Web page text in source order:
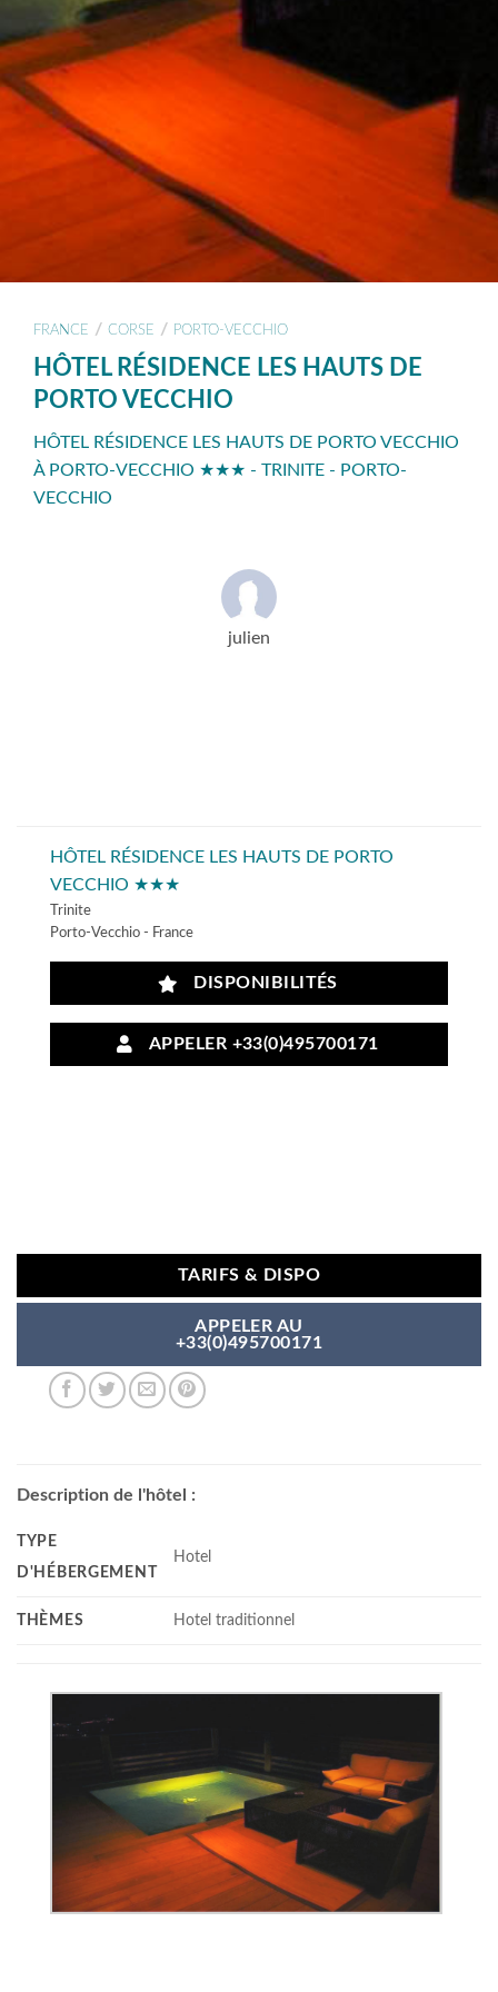
FRANCE / CORSE / PORTO-VECCHIO
HÔTEL RÉSIDENCE LES HAUTS DE
PORTO VECCHIO
HÔTEL RÉSIDENCE LES HAUTS DE PORTO VECCHIO
À PORTO-VECCHIO ★★★ - TRINITE - PORTO-
VECCHIO
julien
HÔTEL RÉSIDENCE LES HAUTS DE PORTO
VECCHIO ★★★
Trinite
Porto-Vecchio - France
DISPONIBILITÉS
APPELER +33(0)495700171
TARIFS & DISPO
APPELER AU
+33(0)495700171
Description de l'hôtel :
TYPE
D'HÉBERGEMENT
Hotel
THÈMES Hotel traditionnel